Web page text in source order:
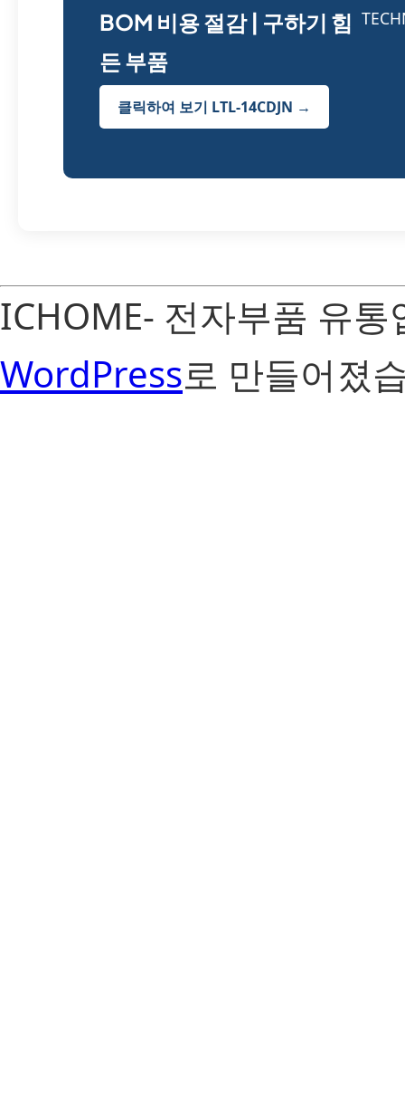
BOM 비용 절감 | 구하기 힘
든 부품
클릭하여 보기 LTL-14CDJN →
ICHOME- 전자부품 유
WordPress로 만들어졌